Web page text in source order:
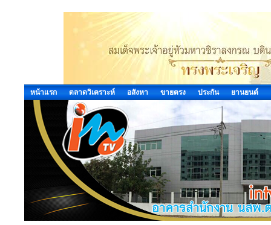
หน้าแรก ตลาดวิเคราะห์ อสังหา ขายตรง ประกัน ยานยนต์